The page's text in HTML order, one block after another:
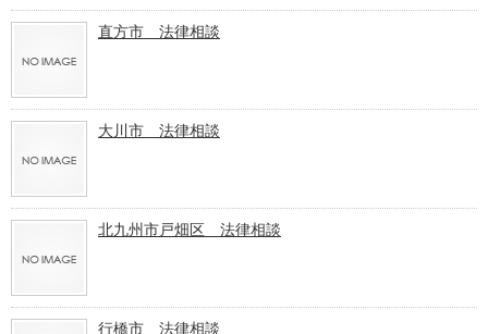
直方市 法律相談
大川市 法律相談
北九州市戸畑区 法律相談
行橋市 法律相談